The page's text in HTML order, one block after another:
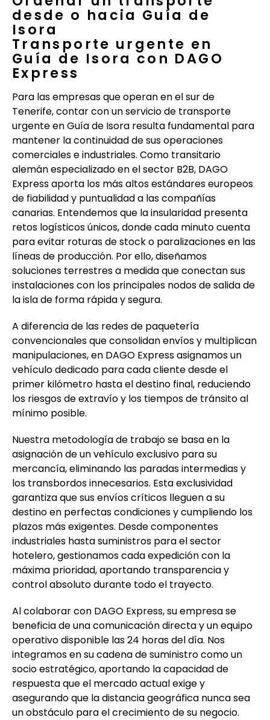
desde o hacia Guía de
Isora
Transporte urgente en
Guía de Isora con DAGO
Express
Para las empresas que operan en el sur de
Tenerife, contar con un servicio de transporte
urgente en Guía de Isora resulta fundamental para
mantener la continuidad de sus operaciones
comerciales e industriales. Como transitario
alemán especializado en el sector B2B, DAGO
Express aporta los más altos estándares europeos
de fiabilidad y puntualidad a las compañías
canarias. Entendemos que la insularidad presenta
retos logísticos únicos, donde cada minuto cuenta
para evitar roturas de stock o paralizaciones en las
líneas de producción. Por ello, diseñamos
soluciones terrestres a medida que conectan sus
instalaciones con los principales nodos de salida de
la isla de forma rápida y segura.
A diferencia de las redes de paquetería
convencionales que consolidan envíos y multiplican
manipulaciones, en DAGO Express asignamos un
vehículo dedicado para cada cliente desde el
primer kilómetro hasta el destino final, reduciendo
los riesgos de extravío y los tiempos de tránsito al
mínimo posible.
Nuestra metodología de trabajo se basa en la
asignación de un vehículo exclusivo para su
mercancía, eliminando las paradas intermedias y
los transbordos innecesarios. Esta exclusividad
garantiza que sus envíos críticos lleguen a su
destino en perfectas condiciones y cumpliendo los
plazos más exigentes. Desde componentes
industriales hasta suministros para el sector
hotelero, gestionamos cada expedición con la
máxima prioridad, aportando transparencia y
control absoluto durante todo el trayecto.
Al colaborar con DAGO Express, su empresa se
beneficia de una comunicación directa y un equipo
operativo disponible las 24 horas del día. Nos
integramos en su cadena de suministro como un
socio estratégico, aportando la capacidad de
respuesta que el mercado actual exige y
asegurando que la distancia geográfica nunca sea
un obstáculo para el crecimiento de su negocio.